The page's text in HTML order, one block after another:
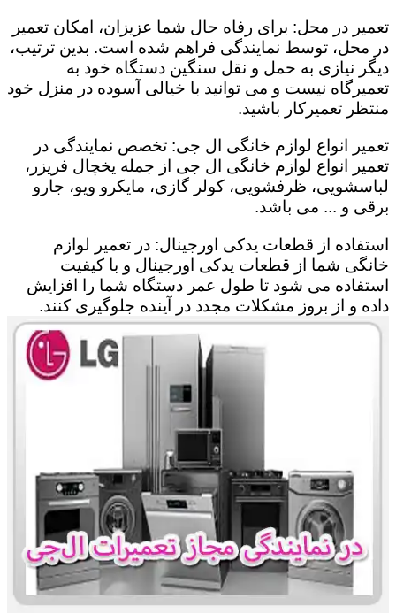
تعمیر در محل: برای رفاه حال شما عزیزان، امکان تعمیر
در محل، توسط نمایندگی فراهم شده است. بدین ترتیب،
دیگر نیازی به حمل و نقل سنگین دستگاه خود به
تعمیرگاه نیست و می توانید با خیالی آسوده در منزل خود
منتظر تعمیرکار باشید.
تعمیر انواع لوازم خانگی ال جی: تخصص نمایندگی در
تعمیر انواع لوازم خانگی ال جی از جمله یخچال فریزر،
لباسشویی، ظرفشویی، کولر گازی، مایکرو ویو، جارو
برقی و ... می باشد.
استفاده از قطعات یدکی اورجینال: در تعمیر لوازم
خانگی شما از قطعات یدکی اورجینال و با کیفیت
استفاده می شود تا طول عمر دستگاه شما را افزایش
داده و از بروز مشکلات مجدد در آینده جلوگیری کنند.